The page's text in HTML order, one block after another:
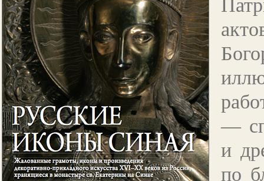
—
и
по